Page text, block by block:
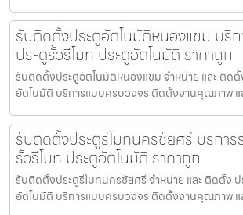
รับติดตั้งประตูอัตโนมัติหนองแขม บริ
ประตูรั้วรีโมท ประตูอัตโนมัติ ราคาถูก
รับติดตั้งประตูอัตโนมัติหนองแขม จำหน่าย และ ติดตั้
อัตโนมัติ บริการแบบครบวงจร ติดตั้งงานคุณภาพ แ
รับติดตั้งประตูรีโมทนครชัยศรี บริกา
รั้วรีโมท ประตูอัตโนมัติ ราคาถูก
รับติดตั้งประตูรีโมทนครชัยศรี จำหน่าย และ ติดตั้ง ป
อัตโนมัติ บริการแบบครบวงจร ติดตั้งงานคุณภาพ แ